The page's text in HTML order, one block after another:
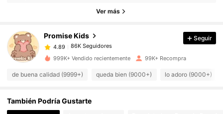
Ver más
Promise Kids
86K Seguidores
4.89
86K Seguidores
r***t pagóHace 13 horas
4.89
4.89 86K Seguidores
Seguir
999K+ Vendido recientemente 99K+ Recompra
de buena calidad (9999+) queda bien (9000+) lo adoro (9000+)
También Podría Gustarte